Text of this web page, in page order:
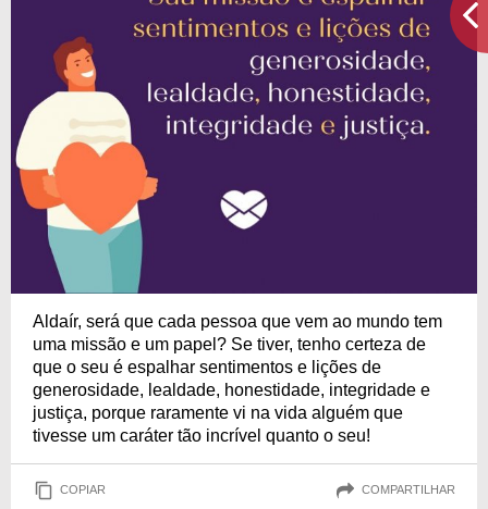
Aldaír, será que cada pessoa que vem ao mundo tem
uma missão e um papel? Se tiver, tenho certeza de
que o seu é espalhar sentimentos e lições de
generosidade, lealdade, honestidade, integridade e
justiça, porque raramente vi na vida alguém que
tivesse um caráter tão incrível quanto o seu!
COPIAR COMPARTILHAR